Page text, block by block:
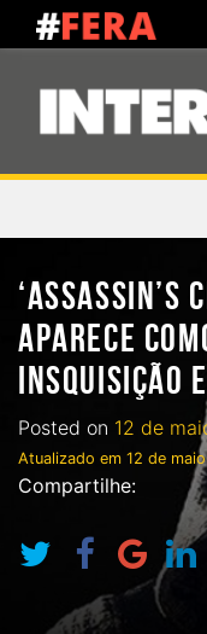
‘ASSASSIN’S
APARECE
INSQUISIÇÃO
Posted on 12 de
Atualizado em 12 de
Compartilhe: